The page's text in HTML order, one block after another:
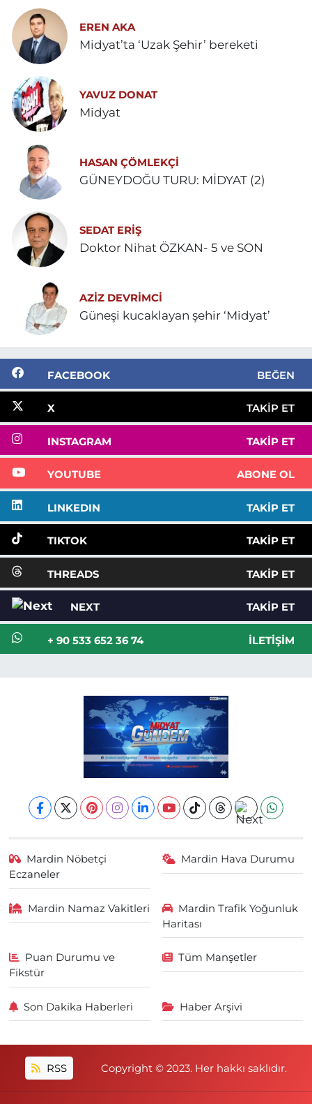
EREN AKA
Midyat’ta ‘Uzak Şehir’ bereketi
YAVUZ DONAT
Midyat
HASAN ÇÖMLEKÇİ
GÜNEYDOĞU TURU: MİDYAT (2)
SEDAT ERİŞ
Doktor Nihat ÖZKAN- 5 ve SON
AZIZ DEVRIMCI
Güneşi kucaklayan şehir ‘Midyat’
FACEBOOK BEĞEN
X TAKIP ET
INSTAGRAM TAKIP ET
YOUTUBE ABONE OL
LINKEDIN TAKIP ET
TIKTOK TAKIP ET
THREADS TAKIP ET
NEXT TAKIP ET
+ 90 533 652 36 74 İLETIŞIM
Mardin Nöbetçi
Eczaneler
Mardin Hava Durumu
Mardin Namaz Vakitleri
Mardin Trafik Yoğunluk
Haritası
Puan Durumu ve
Fikstür
Tüm Manşetler
Son Dakika Haberleri Haber Arşivi
RSS Copyright © 2023. Her hakkı saklıdır.